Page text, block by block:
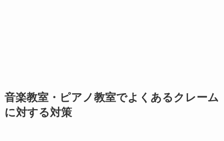
音楽教室・ピアノ教室でよくあるクレーム
に対する対策